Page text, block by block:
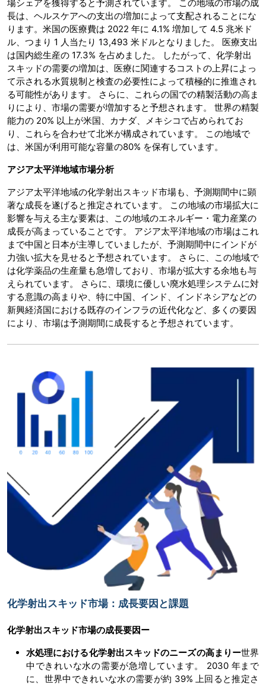
場シェアを獲得すると予測されています。 この地域の市場の成
長は、ヘルスケアへの支出の増加によって支配されることにな
ります。米国の医療費は 2022 年に 4.1% 増加して 4.5 兆米ド
ル、つまり 1 人当たり 13,493 米ドルとなりました。 医療支出
は国内総生産の 17.3% を占めました。 したがって、化学射出
スキッドの需要の増加は、医療に関連するコストの上昇によっ
て示される水質規制と検査の必要性によって積極的に推進され
る可能性があります。 さらに、これらの国での精製活動の高ま
りにより、市場の需要が増加すると予想されます。 世界の精製
能力の 20% 以上が米国、カナダ、メキシコで占められてお
り、これらを合わせて北米が構成されています。 この地域で
は、米国が利用可能な容量の80% を保有しています。
アジア太平洋地域市場分析
アジア太平洋地域の化学射出スキッド市場も、予測期間中に顕
著な成長を遂げると推定されています。 この地域の市場拡大に
影響を与える主な要素は、この地域のエネルギー・電力産業の
成長が高まっていることです。 アジア太平洋地域の市場はこれ
まで中国と日本が主導していましたが、予測期間中にインドが
力強い拡大を見せると予想されています。 さらに、この地域で
は化学薬品の生産量も急増しており、市場が拡大する余地も与
えられています。 さらに、環境に優しい廃水処理システムに対
する意識の高まりや、特に中国、インド、インドネシアなどの
新興経済国における既存のインフラの近代化など、多くの要因
により、市場は予測期間に成長すると予想されています。
化学射出スキッド市場：成長要因と課題
化学射出スキッド市場の成長要因ー
水処理における化学射出スキッドのニーズの高まりー世界
中できれいな水の需要が急増しています。 2030 年まで
に、世界中できれいな水の需要が約 39% 上回ると推定さ